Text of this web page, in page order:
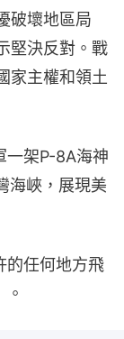
破壞地區局
堅決反對。戰
家主權和領土
一架P-8A海神
海峽，展現美
的任何地方飛